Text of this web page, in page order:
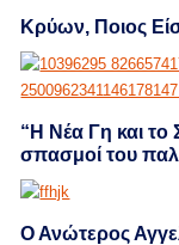
Κρύων, Ποιος
“Η Νέα Γη και το
σπασμοί του
Ο Ανώτερος